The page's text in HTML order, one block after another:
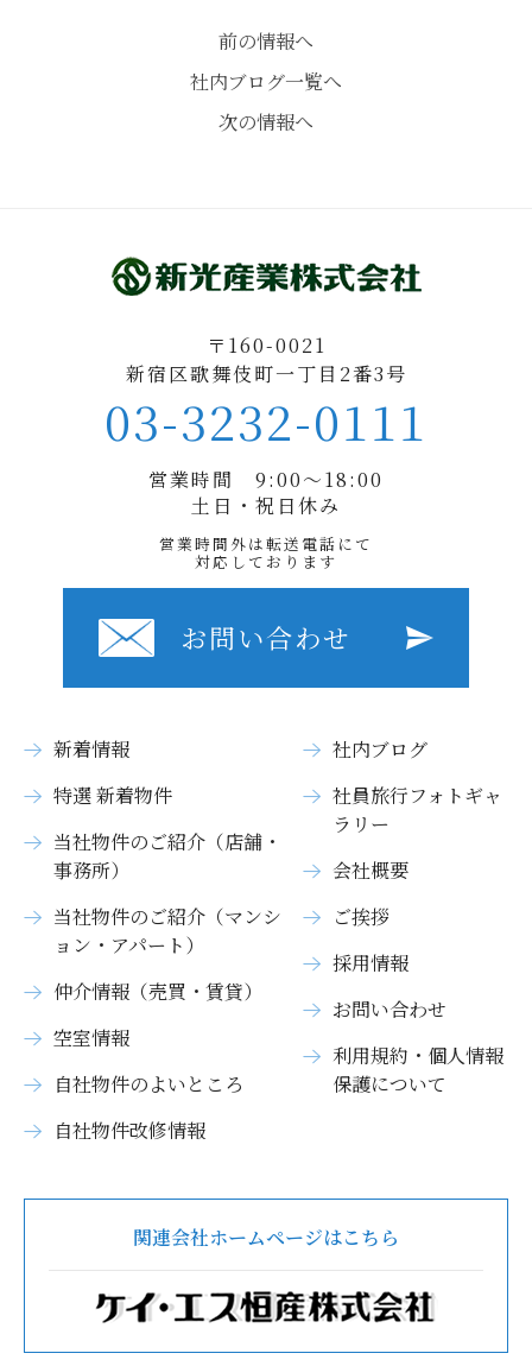
前の情報へ
社内ブログ一覧へ
次の情報へ
〒160-0021
新宿区歌舞伎町一丁目2番3号
03-3232-0111
営業時間 9:00〜18:00
土日・祝日休み
営業時間外は転送電話にて
対応しております
お問い合わせ
新着情報
特選 新着物件
当社物件のご紹介（店舗・
事務所）
当社物件のご紹介（マンシ
ョン・アパート）
仲介情報（売買・賃貸）
空室情報
自社物件のよいところ
自社物件改修情報
社内ブログ
社員旅行フォトギャ
ラリー
会社概要
ご挨拶
採用情報
お問い合わせ
利用規約・個人情報
保護について
関連会社ホームページはこちら